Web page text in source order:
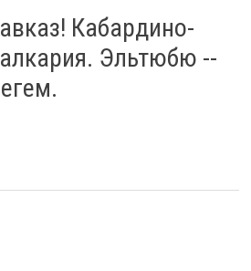
Кабардино-
Эльтюбю --